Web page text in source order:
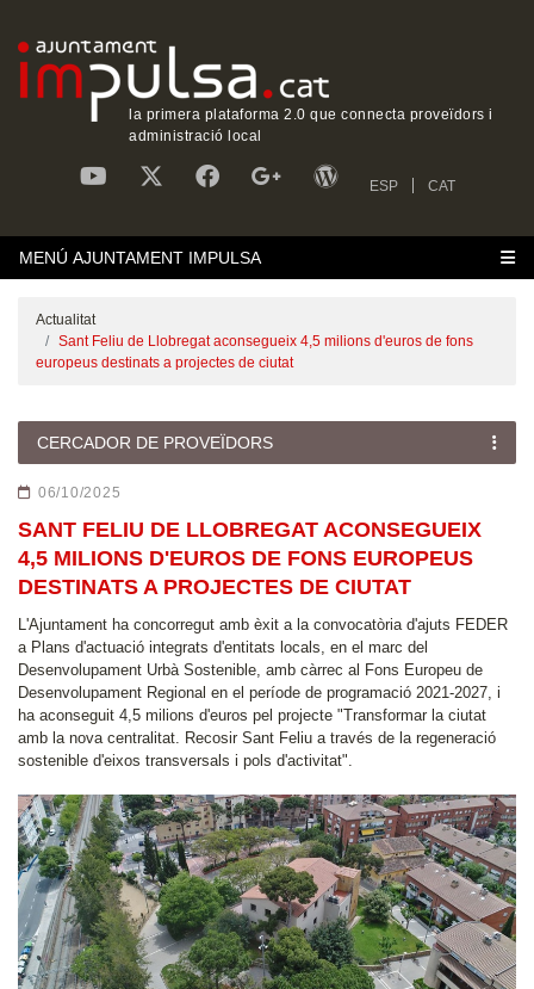
la primera plataforma 2.0 que connecta proveïdors i
administració local
ESP CAT
MENÚ AJUNTAMENT IMPULSA
Actualitat
Sant Feliu de Llobregat aconsegueix 4,5 milions d'euros de fons
europeus destinats a projectes de ciutat
CERCADOR DE PROVEÏDORS
06/10/2025
SANT FELIU DE LLOBREGAT ACONSEGUEIX
4,5 MILIONS D'EUROS DE FONS EUROPEUS
DESTINATS A PROJECTES DE CIUTAT
L'Ajuntament ha concorregut amb èxit a la convocatòria d'ajuts FEDER
a Plans d'actuació integrats d'entitats locals, en el marc del
Desenvolupament Urbà Sostenible, amb càrrec al Fons Europeu de
Desenvolupament Regional en el període de programació 2021-2027, i
ha aconseguit 4,5 milions d'euros pel projecte "Transformar la ciutat
amb la nova centralitat. Recosir Sant Feliu a través de la regeneració
sostenible d'eixos transversals i pols d'activitat".